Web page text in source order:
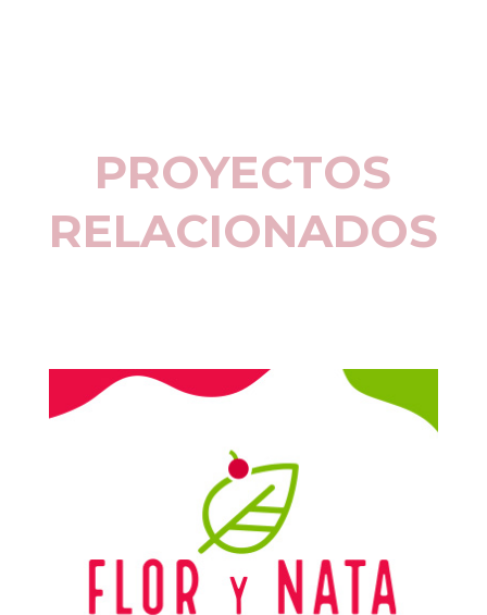
PROYECTOS
RELACIONADOS